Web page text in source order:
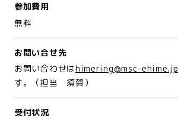
参加費用
無料
お問い合せ先
お問い合わせはhimering@msc-ehime.jp
す。（担当 須賀）
受付状況